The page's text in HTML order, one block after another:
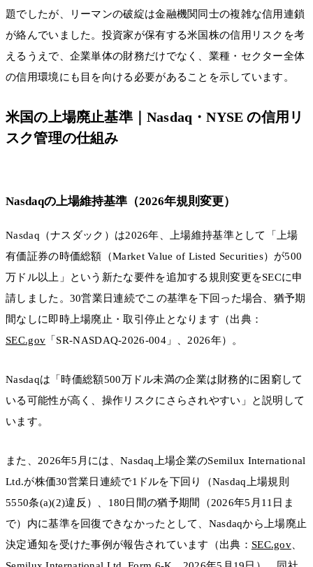
題でしたが、リーマンの破綻は金融機関同士の複雑な信用連鎖
が絡んでいました。投資家が保有する米国株の信用リスクを考
えるうえで、企業単体の財務だけでなく、業種・セクター全体
の信用環境にも目を向ける必要があることを示しています。
米国の上場廃止基準｜Nasdaq・NYSE の信用リ
スク管理の仕組み
Nasdaqの上場維持基準（2026年規則変更）
Nasdaq（ナスダック）は2026年、上場維持基準として「上場
有価証券の時価総額（Market Value of Listed Securities）が500
万ドル以上」という新たな要件を追加する規則変更をSECに申
請しました。30営業日連続でこの基準を下回った場合、猶予期
間なしに即時上場廃止・取引停止となります（出典：
SEC.gov 「SR-NASDAQ-2026-004」、2026年）。
Nasdaqは「時価総額500万ドル未満の企業は財務的に困窮して
いる可能性が高く、操作リスクにさらされやすい」と説明して
います。
また、2026年5月には、Nasdaq上場企業のSemilux International
Ltd.が株価30営業日連続で1ドルを下回り（Nasdaq上場規則
5550条(a)(2)違反）、180日間の猶予期間（2026年5月11日ま
で）内に基準を回復できなかったとして、Nasdaqから上場廃止
決定通知を受けた事例が報告されています（出典： SEC.gov